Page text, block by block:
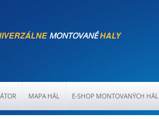
MONTOVANÉHALY
MAPA HÁL E-SHOP MONTOVANÝCH HÁL